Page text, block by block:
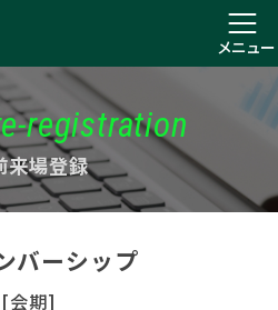
メニュー
registration
来場登録
バーシップ
[会期]